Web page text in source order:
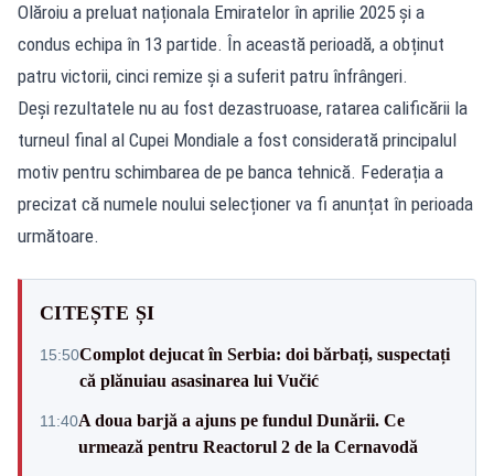
Olăroiu a preluat naționala Emiratelor în aprilie 2025 și a
condus echipa în 13 partide. În această perioadă, a obținut
patru victorii, cinci remize și a suferit patru înfrângeri.
Deși rezultatele nu au fost dezastruoase, ratarea calificării la
turneul final al Cupei Mondiale a fost considerată principalul
motiv pentru schimbarea de pe banca tehnică. Federația a
precizat că numele noului selecționer va fi anunțat în perioada
următoare.
CITEȘTE ȘI
15:50Complot dejucat în Serbia: doi bărbați, suspectați
că plănuiau asasinarea lui Vučić
11:40A doua barjă a ajuns pe fundul Dunării. Ce
urmează pentru Reactorul 2 de la Cernavodă